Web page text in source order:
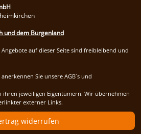
und dem Burgenland
auf dieser Seite sind freibleibend und
Sie unsere AGB´s und
ihren jeweiligen Eigentümern. Wir übernehmen
externer Links.
widerrufen